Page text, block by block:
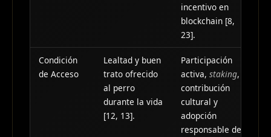
incentivo en
blockchain [8,
23].
Condición
de Acceso
Lealtad y buen
trato ofrecido
al perro
durante la vida
[12, 13].
Participación
activa, staking,
contribución
cultural y
adopción
responsable de